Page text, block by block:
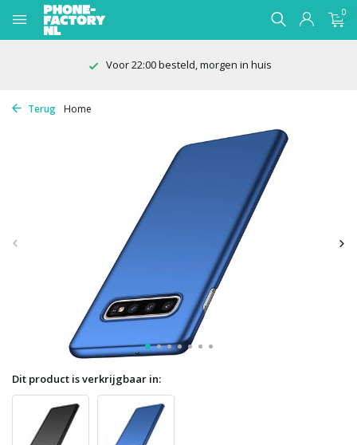
0
Voor 22:00 besteld, morgen in huis
Terug Home
Dit product is verkrijgbaar in: